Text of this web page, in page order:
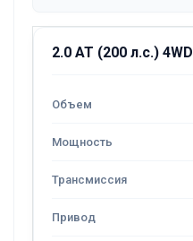
2.0 AT (200 л.с.) 4WD